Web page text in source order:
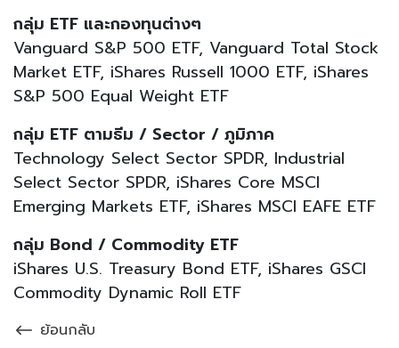
กลุ่ม ETF และกองทุนต่างๆ
Vanguard S&P 500 ETF, Vanguard Total Stock
Market ETF, iShares Russell 1000 ETF, iShares
S&P 500 Equal Weight ETF
กลุ่ม ETF ตามธีม / Sector / ภูมิภาค
Technology Select Sector SPDR, Industrial
Select Sector SPDR, iShares Core MSCI
Emerging Markets ETF, iShares MSCI EAFE ETF
กลุ่ม Bond / Commodity ETF
iShares U.S. Treasury Bond ETF, iShares GSCI
Commodity Dynamic Roll ETF
ย้อนกลับ